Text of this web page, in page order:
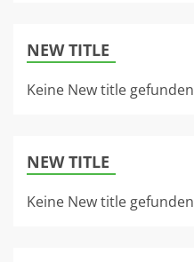
NEW TITLE
Keine New title gefunden
NEW TITLE
Keine New title gefunden